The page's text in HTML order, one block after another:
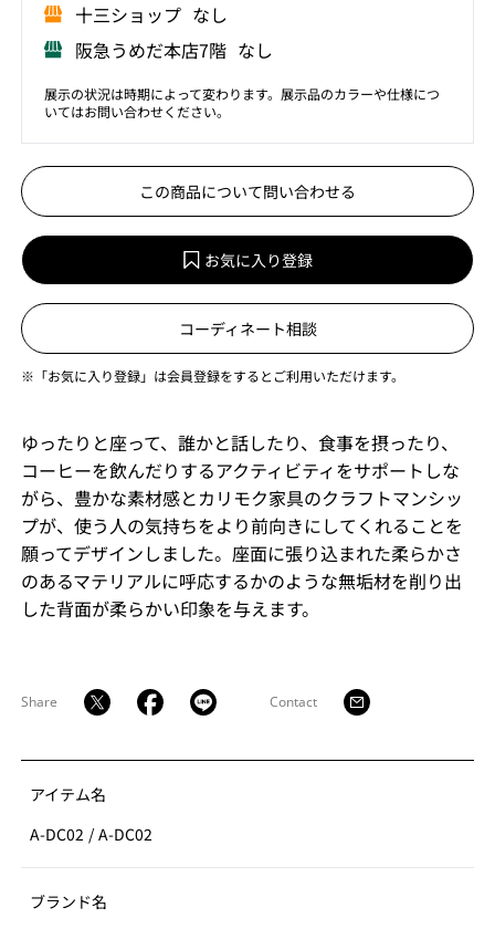
⼗三ショップ なし
阪急うめだ本店7階 なし
展示の状況は時期によって変わります。展示品のカラーや仕様につ
いてはお問い合わせください。
この商品について問い合わせる
お気に入り登録
コーディネート相談
※「お気に入り登録」は会員登録をするとご利用いただけます。
ゆったりと座って、誰かと話したり、食事を摂ったり、
コーヒーを飲んだりするアクティビティをサポートしな
がら、豊かな素材感とカリモク家具のクラフトマンシッ
プが、使う人の気持ちをより前向きにしてくれることを
願ってデザインしました。座面に張り込まれた柔らかさ
のあるマテリアルに呼応するかのような無垢材を削り出
した背面が柔らかい印象を与えます。
Share Contact
アイテム名
A-DC02 / A-DC02
ブランド名